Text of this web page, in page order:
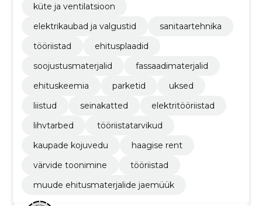
küte ja ventilatsioon
elektrikaubad ja valgustid
sanitaartehnika
tööriistad
ehitusplaadid
soojustusmaterjalid
fassaadimaterjalid
ehituskeemia
parketid
uksed
liistud
seinakatted
elektritööriistad
lihvtarbed
tööriistatarvikud
kaupade kojuvedu
haagise rent
värvide toonimine
tööriistad
muude ehitusmaterjalide jaemüük